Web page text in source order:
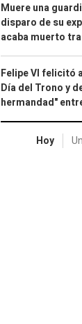
Muere una
disparo de su
acaba muerto
Felipe VI felicitó
Día del Trono y
hermandad"
Hoy